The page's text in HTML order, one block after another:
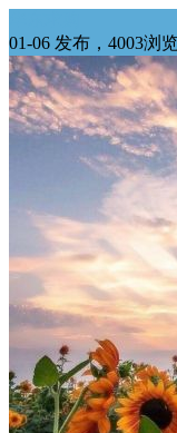
01-06 发布，4003浏